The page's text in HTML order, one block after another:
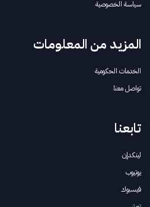
سياسة الخصوصية
المزيد من المعلومات
الخدمات الحكومية
تواصل معنا
تابعنا
لينكدإن
يوتيوب
فيسبوك